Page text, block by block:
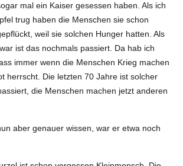
mal ein Kaiser gesessen haben. Als ich
trug haben die Menschen sie schon
weil sie solchen Hunger hatten. Als
ist das nochmals passiert. Da hab ich
immer wenn die Menschen Krieg machen
herrscht. Die letzten 70 Jahre ist solcher
die Menschen machen jetzt anderen
aber genauer wissen, war er etwa noch